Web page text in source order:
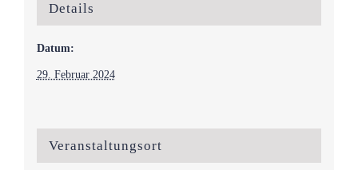
Details
Datum:
29. Februar 2024
Veranstaltungsort